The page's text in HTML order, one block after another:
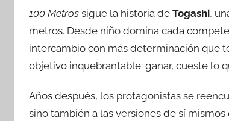
100 Metros sigue la historia de Togashi,
metros. Desde niño domina cada
intercambio con más determinación que
objetivo inquebrantable: ganar, cueste lo
Años después, los protagonistas se
sino también a las versiones de sí